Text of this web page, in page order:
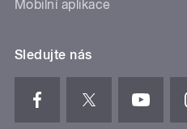
Mobilní aplikace
Sledujte nás